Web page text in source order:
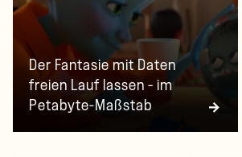
Der Fantasie mit Daten
freien Lauf lassen – im
Petabyte-Maßstab